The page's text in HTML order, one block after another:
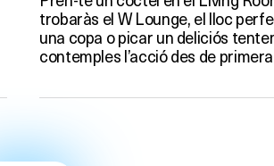
trobaràs el W Lounge, el lloc
una copa o picar un deliciós
contemples l’acció des de